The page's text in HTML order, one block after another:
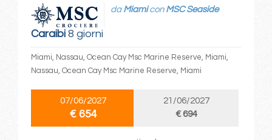
Caraibi8 giorni
da Miamicon MSC Seaside
Miami, Nassau, Ocean Cay Msc Marine Reserve, Miami,
Nassau, Ocean Cay Msc Marine Reserve, Miami
07/06/2027
€ 654
21/06/2027
€ 694